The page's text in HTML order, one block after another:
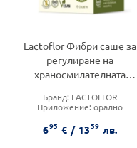
Lactoflor Фибри саше за
регулиране на
храносмилателната
Бранд: LACTOFLOR
Приложение: орално
695 € / 1359 лв.